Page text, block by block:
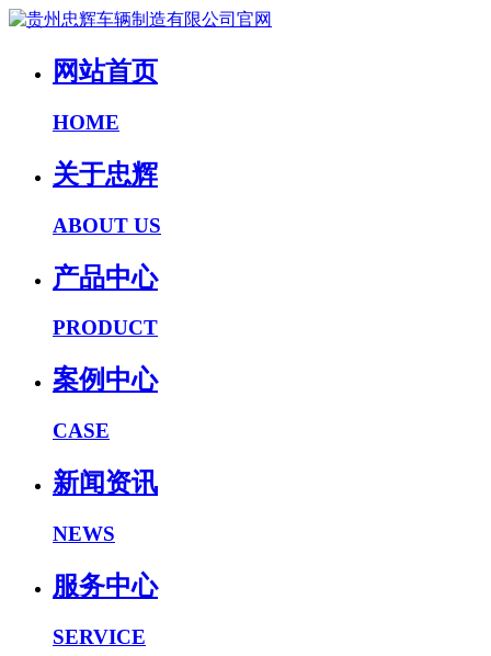
网站首页
HOME
关于忠辉
ABOUT US
产品中心
PRODUCT
案例中心
CASE
新闻资讯
NEWS
服务中心
SERVICE